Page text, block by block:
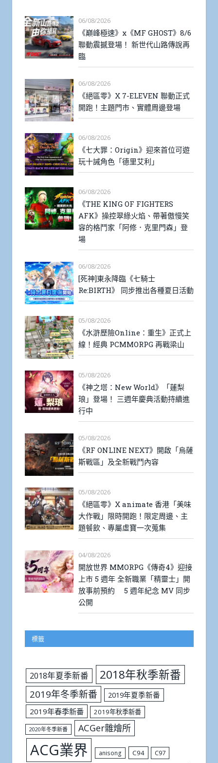
06/08/2026
《巔峰極速》x《MF GHOST》8/6
聯動震撼登場！ 新世代山路傳說再
臨
06/08/2026
《絕區零》X 7-ELEVEN 聯動正式
開跑！主題門市、實體周邊登場
06/08/2026
《七大罪：Origin》迎來首位可遊
玩十誡角色「德里艾利」
06/08/2026
《THE KING OF FIGHTERS
AFK》操控翠綠火焰、帶著傲慢笑
容的格鬥家「阿修．克里門森」登
場
06/08/2026
[死神]東永降臨《七騎士
Re:BIRTH》 同步推出各種夏日活動
05/08/2026
《水滸歷險Online：重生》正式上
線！經典 PCMMORPG 再戰梁山
05/08/2026
《神之塔：New World》「蓮梨
琅」登場！ 三週年慶典活動持續進
行中
05/08/2026
《RF ONLINE NEXT》開啟「烏薩
斯戰區」及全新戰鬥內容
05/08/2026
《絕區零》X animate 香港「美味
大作戰」限時開跑！限定周邊、主
題餐飲、專屬虛寶一次蒐集
04/08/2026
開放世界 MMORPG《傳奇4》迎接
上市 5 週年 全新職業「精靈士」開
放事前預約 5 週年紀念 MV 同步
公開
標籤
2018年夏季新番 2018年秋季新番
2019年冬季新番
2019年夏季新番
2019年春季新番
2019年秋季新番
2020年冬季新番 ACGer雜燴所
ACG業界 anisong C94 C97